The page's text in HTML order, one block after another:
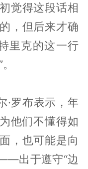
觉得这段话相
，但后来才确
里克的这一行
·罗布表示，年
他们不懂得如
，也可能是向
出于遵守“边